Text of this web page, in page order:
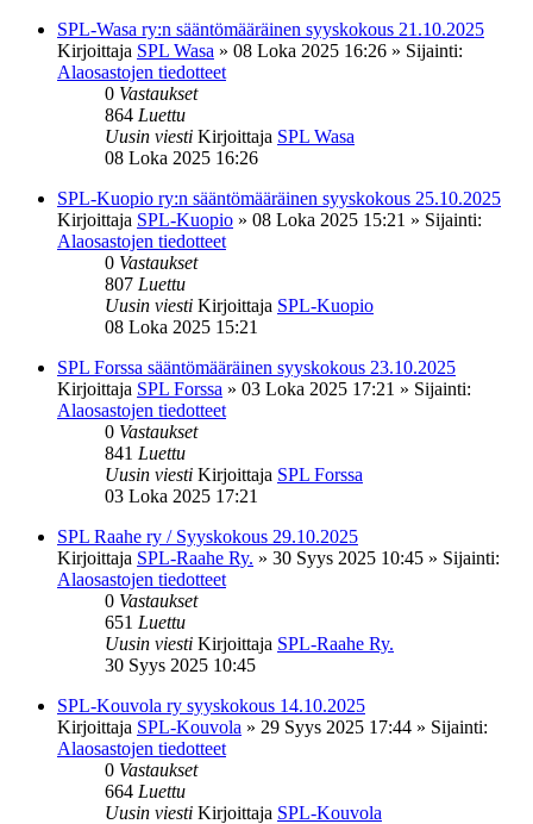
SPL-Wasa ry:n sääntömääräinen syyskokous 21.10.2025
Kirjoittaja SPL Wasa » 08 Loka 2025 16:26 » Sijainti:
Alaosastojen tiedotteet
0 Vastaukset
864 Luettu
Uusin viesti Kirjoittaja SPL Wasa
08 Loka 2025 16:26
SPL-Kuopio ry:n sääntömääräinen syyskokous 25.10.2025
Kirjoittaja SPL-Kuopio » 08 Loka 2025 15:21 » Sijainti:
Alaosastojen tiedotteet
0 Vastaukset
807 Luettu
Uusin viesti Kirjoittaja SPL-Kuopio
08 Loka 2025 15:21
SPL Forssa sääntömääräinen syyskokous 23.10.2025
Kirjoittaja SPL Forssa » 03 Loka 2025 17:21 » Sijainti:
Alaosastojen tiedotteet
0 Vastaukset
841 Luettu
Uusin viesti Kirjoittaja SPL Forssa
03 Loka 2025 17:21
SPL Raahe ry / Syyskokous 29.10.2025
Kirjoittaja SPL-Raahe Ry. » 30 Syys 2025 10:45 » Sijainti:
Alaosastojen tiedotteet
0 Vastaukset
651 Luettu
Uusin viesti Kirjoittaja SPL-Raahe Ry.
30 Syys 2025 10:45
SPL-Kouvola ry syyskokous 14.10.2025
Kirjoittaja SPL-Kouvola » 29 Syys 2025 17:44 » Sijainti:
Alaosastojen tiedotteet
0 Vastaukset
664 Luettu
Uusin viesti Kirjoittaja SPL-Kouvola